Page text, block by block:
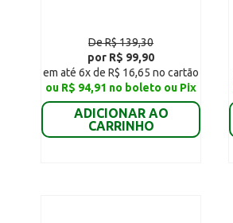
De R$ 139,30
por R$ 99,90
em até 6x de R$ 16,65 no cartão
ou R$ 94,91 no boleto ou Pix
ADICIONAR AO
CARRINHO